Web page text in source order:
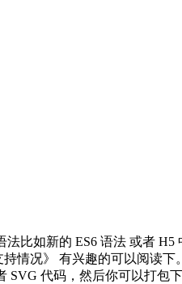
比如新的 ES6 语法 或者
况》 有兴趣的可以阅读下
代码，然后你可以打